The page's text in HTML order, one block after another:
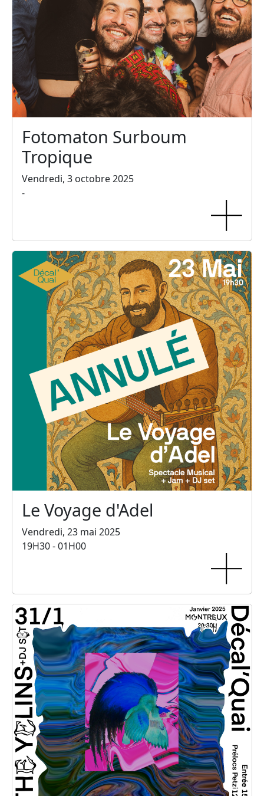
Fotomaton Surboum
Tropique
Vendredi, 3 octobre 2025
-
Le Voyage d'Adel
Vendredi, 23 mai 2025
19H30 - 01H00